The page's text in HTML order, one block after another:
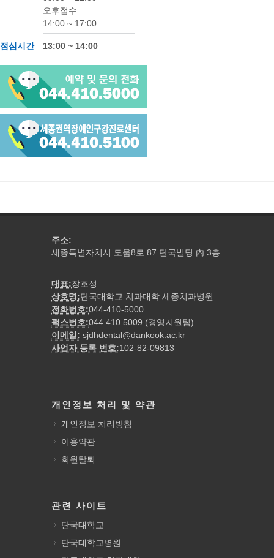
오후접수
14:00 ~ 17:00
점심시간 13:00 ~ 14:00
주소:
세종특별자치시 도움8로 87 단국빌딩 內 3층
대표:장호성
상호명:단국대학교 치과대학 세종치과병원
전화번호:044-410-5000
팩스번호:044 410 5009 (경영지원팀)
이메일: sjdhdental@dankook.ac.kr
사업자 등록 번호:102-82-09813
개인정보 처리 및 약관
개인정보 처리방침
이용약관
회원탈퇴
관련 사이트
단국대학교
단국대학교병원